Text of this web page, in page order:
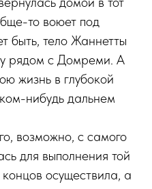
то воюет под
быть, тело Жаннетты
рядом с Домреми. А
жизнь в глубокой
нибудь дальнем
возможно, с самого
для выполнения той
осуществила, а